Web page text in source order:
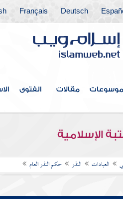
Deutsch
Français
موسوعات مقالات الفتوى
الإسلامية
العبادات النذر حكم النذر العام